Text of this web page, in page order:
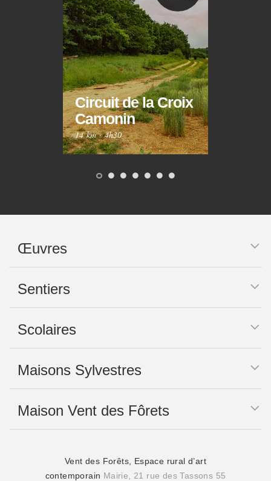
Circuit de la Croix
Camonin
14 km·4h30
Œuvres
Sentiers
Scolaires
Maisons Sylvestres
Maison Vent des Fôrets
Vent des Forêts, Espace rural d’art
contemporain Mairie, 21 rue des Tassons 55